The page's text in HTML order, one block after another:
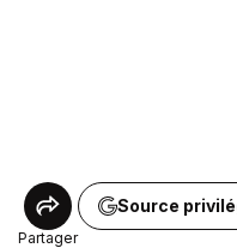
Partager
Source